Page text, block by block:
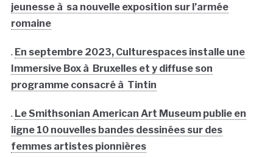
jeunesse à sa nouvelle exposition sur l’armée
romaine
. En septembre 2023, Culturespaces installe une
Immersive Box à Bruxelles et y diffuse son
programme consacré à Tintin
. Le Smithsonian American Art Museum publie en
ligne 10 nouvelles bandes dessinées sur des
femmes artistes pionnières